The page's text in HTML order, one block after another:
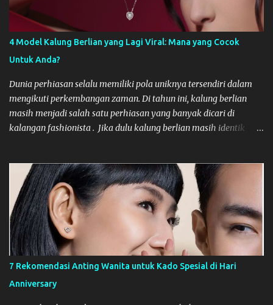
Berikut adalah tips strategis untuk membangun kemitraan yang
sukses dan bertahan lama. Mengapa Stabilitas Kemitraan Digital
Sangat Penting? Hubungan yang singkat dengan Digital Agency
seringkali mengakibatkan inkonsistensi. Setiap agency baru
memerlukan waktu untuk memahami DNA merek Anda, budaya
perusahaan, dan tantangan pasar yang spesifik. Kemitraan
jangka panjang memastikan bahwa agensi te...
4 Model Kalung Berlian yang Lagi Viral: Mana yang Cocok
Untuk Anda?
Dunia perhiasan selalu memiliki pola uniknya tersendiri dalam
mengikuti perkembangan zaman. Di tahun ini, kalung berlian
masih menjadi salah satu perhiasan yang banyak dicari di
kalangan fashionista . Jika dulu kalung berlian masih identik
yang sedang mencari atau menambah koleksi necklace diamond,
artikel ini akan memberikan beberapa rekomendasi modelnya
yang lagi viral. Yuk, langsung kita simak bersama-sama
pembahasannya, di bawah ini! Model Kalung Berlian Terbaru
yang Lagi Viral Dan berikut setidaknya ada 4 model necklace
diamond yang belakangan ini viral, yang wajib Anda lirik. The
Floating Diamond Model floating diamond atau solitaire
minimalis ini, menggunakan rantai kalung yang tipis, sehingga
berlian utamanya akan terlihat seolah-olah sedang mengapung
7 Rekomendasi Anting Wanita untuk Kado Spesial di Hari
Anniversary